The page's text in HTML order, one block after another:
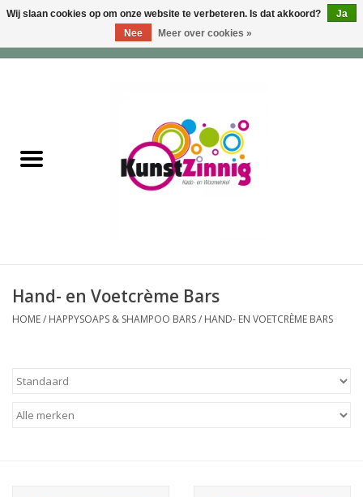
Wonen & Lifestyle
Tassen & Portemonnees
Kinderen
Hand- en Voetcrème Bars
HOME/ HAPPYSOAPS & SHAMPOO BARS/ HAND- EN VOETCRÈME BARS
Wij slaan cookies op om onze website te verbeteren. Is dat akkoord?
Ja
Nee
Meer over cookies »